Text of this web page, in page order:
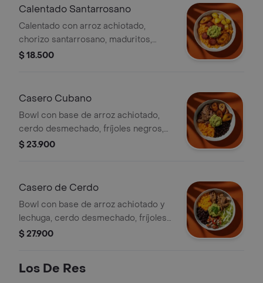
Calentado Santarrosano
Calentado con arroz achiotado,
chorizo santarrosano, maduritos,
papa, guacamole y cilantro (todo
$ 18.500
Casero Cubano
Bowl con base de arroz achiotado,
cerdo desmechado, fríjoles negros,
maduritos y guacamole.
$ 23.900
Casero de Cerdo
Bowl con base de arroz achiotado y
lechuga, cerdo desmechado, fríjoles
negros, pico de gallo y guacamole.
$ 27.900
Los De Res